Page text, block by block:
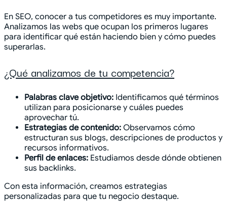
En SEO, conocer a tus competidores es muy importante.
Analizamos las webs que ocupan los primeros lugares
para identificar qué están haciendo bien y cómo puedes
superarlas.
¿Qué analizamos de tu competencia?
Palabras clave objetivo: Identificamos qué términos
utilizan para posicionarse y cuáles puedes
aprovechar tú.
Estrategias de contenido: Observamos cómo
estructuran sus blogs, descripciones de productos y
recursos informativos.
Perfil de enlaces: Estudiamos desde dónde obtienen
sus backlinks.
Con esta información, creamos estrategias
personalizadas para que tu negocio destaque.